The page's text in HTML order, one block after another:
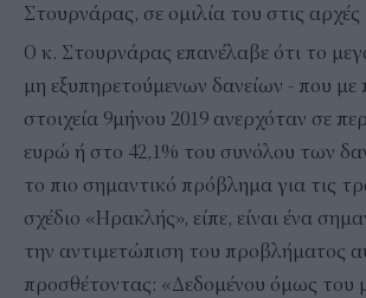
Στουρνάρας, σε ομιλία του στις
Ο κ. Στουρνάρας επανέλαβε ότι το
μη εξυπηρετούμενων δανείων - που
στοιχεία 9μήνου 2019 ανερχόταν σε
ευρώ ή στο 42,1% του συνόλου των
το πιο σημαντικό πρόβλημα για τις
σχέδιο «Ηρακλής», είπε, είναι ένα
την αντιμετώπιση του προβλήματος
προσθέτοντας: «Δεδομένου όμως του